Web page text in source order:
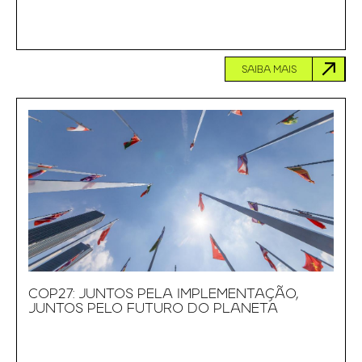
SAIBA MAIS
COP27: JUNTOS PELA IMPLEMENTAÇÃO,
JUNTOS PELO FUTURO DO PLANETA